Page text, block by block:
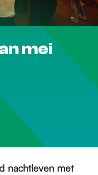
mei
nachtleven met